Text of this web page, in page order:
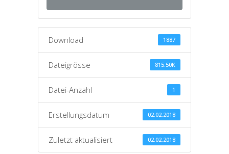
Download 1887
Dateigrösse 815.50K
Datei-Anzahl 1
Erstellungsdatum 02.02.2018
Zuletzt aktualisiert 02.02.2018